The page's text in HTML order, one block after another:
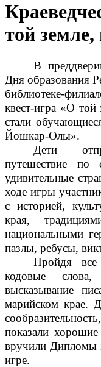
той земле,
В
Дня образования
библиотеке-
квест-игра «О
стали
Йошкар-Олы».
Дети
путешествие по
удивительные
ходе игры
с историей,
края,
национальными
пазлы, ребусы,
Пройдя все
кодовые
высказывание
марийском крае.
показали
вручили Дипломы
игре.